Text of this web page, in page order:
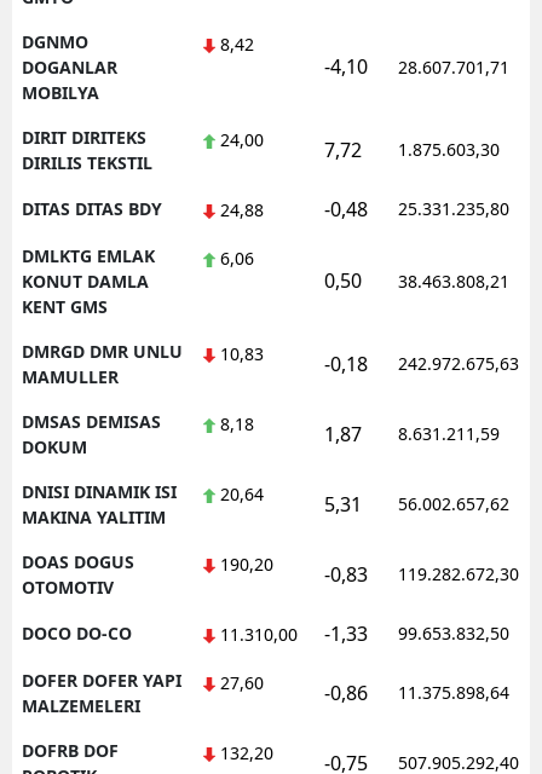
DGNMO
DOGANLAR
MOBILYA
8,42
-4,10 28.607.701,71
DIRIT DIRITEKS
DIRILIS TEKSTIL
24,00 7,72 1.875.603,30
DITAS DITAS BDY 24,88 -0,48 25.331.235,80
DMLKTG EMLAK
KONUT DAMLA
KENT GMS
6,06
0,50 38.463.808,21
DMRGD DMR UNLU
MAMULLER
10,83 -0,18 242.972.675,63
DMSAS DEMISAS
DOKUM
8,18 1,87 8.631.211,59
DNISI DINAMIK ISI
MAKINA YALITIM
20,64 5,31 56.002.657,62
DOAS DOGUS
OTOMOTIV
190,20 -0,83 119.282.672,30
DOCO DO-CO 11.310,00 -1,33 99.653.832,50
DOFER DOFER YAPI
MALZEMELERI
27,60 -0,86 11.375.898,64
DOFRB DOF
132,20 -0,75 507.905.292,40